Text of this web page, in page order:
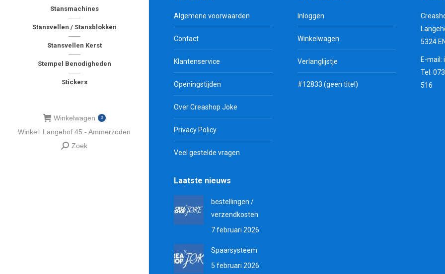
Stansmachines
Stansvellen / Stansblokken
Stansvellen Kerst
Stempel Benodigheden
Stickers
Winkelwagen 0
Winkel: Langehof 45 - Ammerzoden
Zoeken:
Zoek
Algemene voorwaarden
Contact
Klantenservice
Openingstijden
Over Creashop Joke
Privacy Policy
Veel gestelde vragen
Inloggen
Winkelwagen
Verlanglijstje
#12833 (geen titel)
5324
E-mail:
Tel:
516
Laatste nieuws
bestellingen /
verzendkosten
7 februari 2026
Spaarsysteem
5 februari 2026